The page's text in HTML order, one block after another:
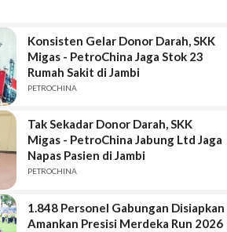
Konsisten Gelar Donor Darah, SKK
Migas - PetroChina Jaga Stok 23
Rumah Sakit di Jambi
PETROCHINA
Tak Sekadar Donor Darah, SKK
Migas - PetroChina Jabung Ltd Jaga
Napas Pasien di Jambi
PETROCHINA
1.848 Personel Gabungan Disiapkan
Amankan Presisi Merdeka Run 2026